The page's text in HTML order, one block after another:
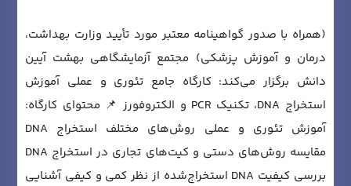
(همراه با صدور گواهینامه معتبر مورد تأیید وزارت بهداشت،
درمان و آموزش پزشکی) مجتمع آزمایشگاهی بهشت آیین
دانش برگزار می‌کند: کارگاه جامع تئوری و عملی آموزش
استخراج DNA، تکنیک PCR و الکتروفورز 📌 محتوای کارگاه:
آموزش تئوری و عملی روش‌های مختلف استخراج DNA
مقایسه روش‌های دستی و کیت‌های تجاری در استخراج DNA
بررسی کیفیت DNA استخراج‌شده از نظر کمی و کیفی آشنایی